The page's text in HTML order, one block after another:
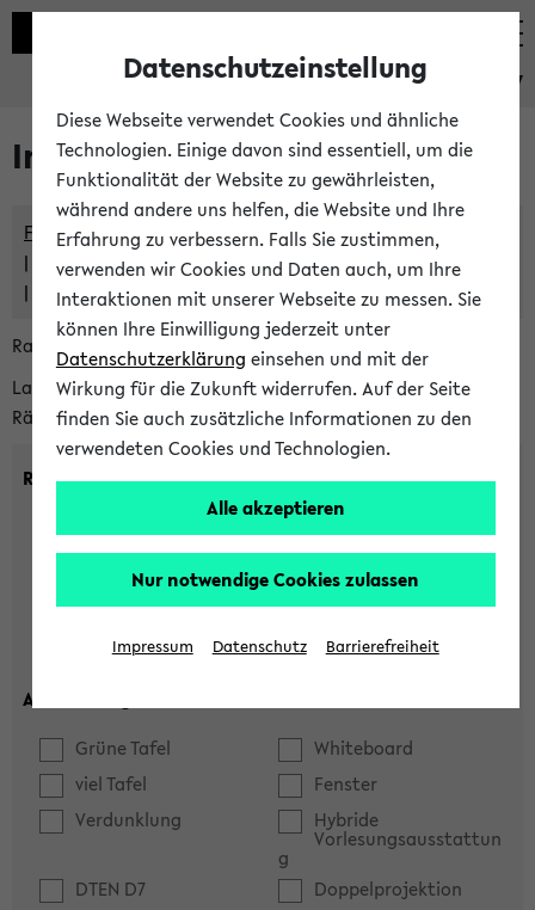
eKVV
Im eKVV verwaltete Räume
Freie Räume und Veranstaltungsüberschneidungen
Raumüberschneidungen
Hinweise der zentralen Raumvergabe
Raumanfragen:
raumvergabe@uni-bielefeld.de
Lassen Sie sich alle Räume anzeigen oder suchen Sie nach
Räumen mit bestimmten Eigenschaften:
Raumkriterien:
max. Plätze:
Ausstattung:
Grüne Tafel
Whiteboard
viel Tafel
Fenster
Verdunklung
Hybride
Vorlesungsausstattun
g
DTEN D7
Doppelprojektion
Datenschutzeinstellung
Diese Webseite verwendet Cookies und ähnliche
Technologien. Einige davon sind essentiell, um die
Funktionalität der Website zu gewährleisten,
während andere uns helfen, die Website und Ihre
Erfahrung zu verbessern. Falls Sie zustimmen,
verwenden wir Cookies und Daten auch, um Ihre
Interaktionen mit unserer Webseite zu messen. Sie
können Ihre Einwilligung jederzeit unter
Datenschutzerklärung einsehen und mit der
Wirkung für die Zukunft widerrufen. Auf der Seite
finden Sie auch zusätzliche Informationen zu den
verwendeten Cookies und Technologien.
Alle akzeptieren
Nur notwendige Cookies zulassen
Impressum Datenschutz Barrierefreiheit